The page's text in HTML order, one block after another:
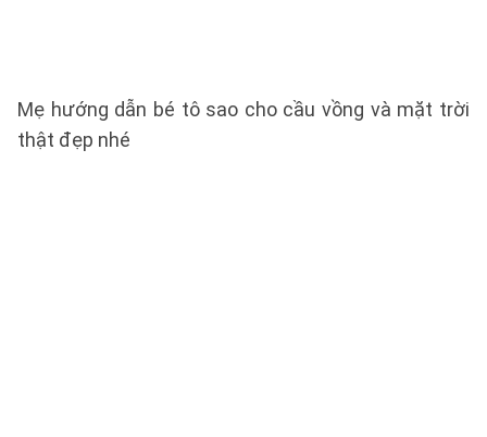
Mẹ hướng dẫn bé tô sao cho cầu vồng và mặt trời
thật đẹp nhé